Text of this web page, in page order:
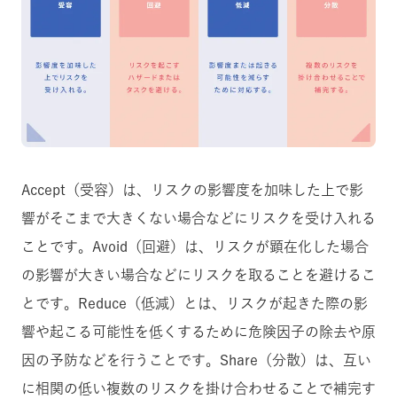
Accept（受容）は、リスクの影響度を加味した上で影
響がそこまで大きくない場合などにリスクを受け入れる
ことです。Avoid（回避）は、リスクが顕在化した場合
の影響が大きい場合などにリスクを取ることを避けるこ
とです。Reduce（低減）とは、リスクが起きた際の影
響や起こる可能性を低くするために危険因子の除去や原
因の予防などを行うことです。Share（分散）は、互い
に相関の低い複数のリスクを掛け合わせることで補完す